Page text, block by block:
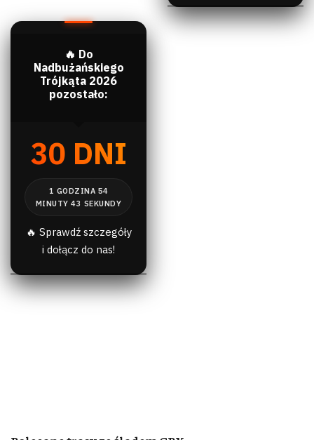
🔥 Do
Nadbużańskiego
Trójkąta 2026
pozostało:
30 DNI
🔥 Sprawdź szczegóły
i dołącz do nas!